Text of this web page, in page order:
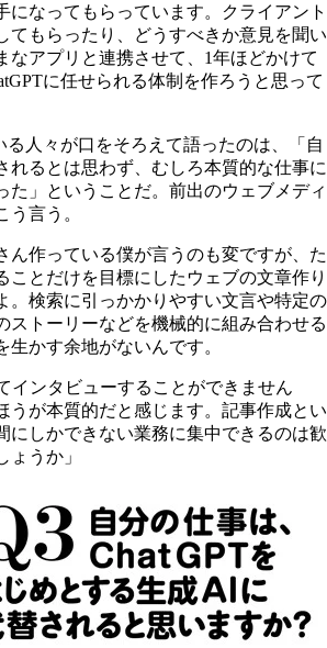
になってもらっています。クライアント
てもらったり、どうすべきか意見を聞い
なアプリと連携させて、1年ほどかけて
に任せられる体制を作ろうと思って
る人々が口をそろえて語ったのは、「自
れるとは思わず、むしろ本質的な仕事に
た」ということだ。前出のウェブメディ
う言う。
ん作っている僕が言うのも変ですが、た
ことだけを目標にしたウェブの文章作り
。検索に引っかかりやすい文言や特定の
ストーリーなどを機械的に組み合わせる
生かす余地がないんです。
インタビューすることができません
うが本質的だと感じます。記事作成とい
にしかできない業務に集中できるのは歓
うか」